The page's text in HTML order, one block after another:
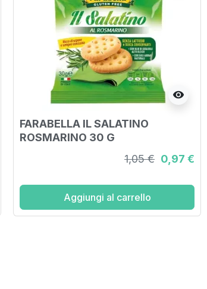
visibility
FARABELLA IL SALATINO
ROSMARINO 30 G
1,05 € 0,97 €
Aggiungi al carrello